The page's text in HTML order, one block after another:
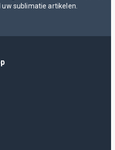
sublimatie artikelen.